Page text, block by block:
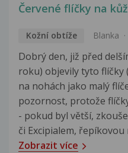
Červené flíčky na
Kožní obtíže Blanka
Dobrý den, již před
roku) objevily tyto flíčky
na nohách jako malý
pozornost, protože
- pokud byl větší,
či Excipialem,
Zobrazit více